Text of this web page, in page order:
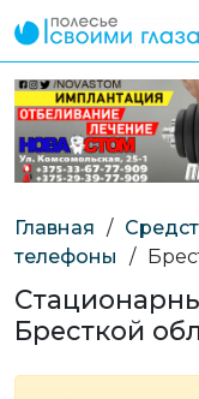
Главная /
телефоны
/
Бресткой